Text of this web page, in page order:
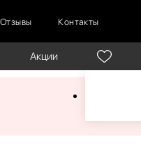
Отзывы Контакты
Акции